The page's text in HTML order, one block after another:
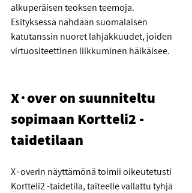
alkuperäisen teoksen teemoja.
Esityksessä nähdään suomalaisen
katutanssin nuoret lahjakkuudet, joiden
virtuositeettinen liikkuminen häikäisee.
X∙over on suunniteltu
sopimaan Kortteli2 -
taidetilaan
X∙overin näyttämönä toimii oikeutetusti
Kortteli2 -taidetila, taiteelle vallattu tyhjä